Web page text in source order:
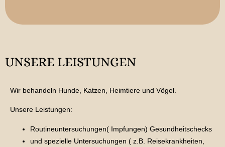
UNSERE LEISTUNGEN
Wir behandeln Hunde, Katzen, Heimtiere und Vögel.
Unsere Leistungen:
Routineuntersuchungen( Impfungen) Gesundheitschecks
und spezielle Untersuchungen ( z.B. Reisekrankheiten,